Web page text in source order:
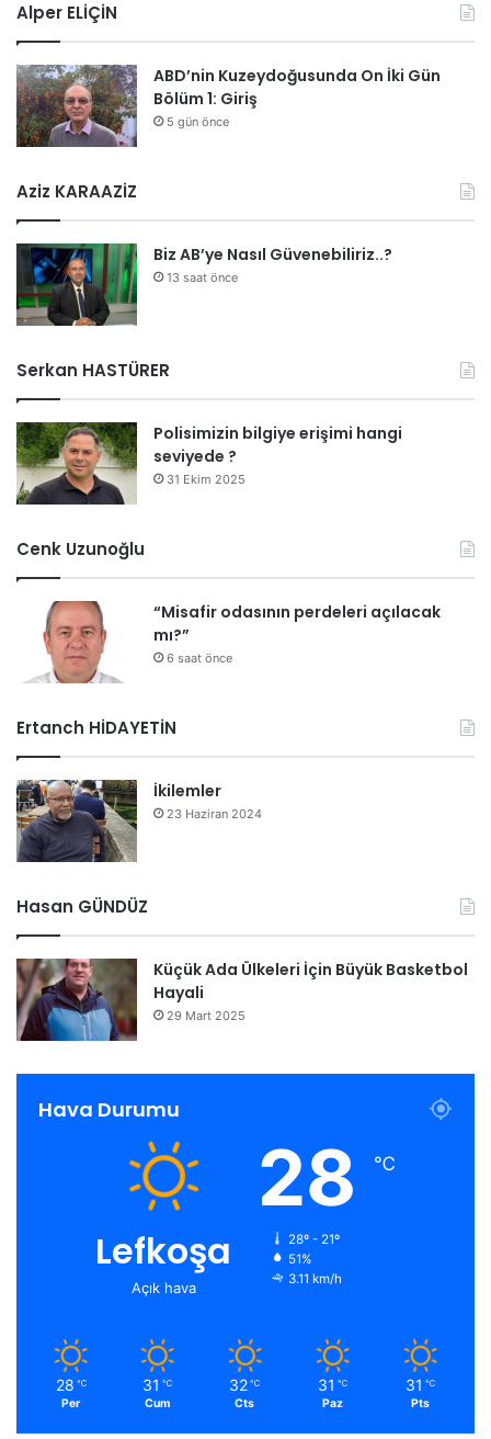
Alper ELİÇİN
ABD’nin Kuzeydoğusunda On İki Gün
Bölüm 1: Giriş
5 gün önce
Aziz KARAAZİZ
Biz AB’ye Nasıl Güvenebiliriz..?
13 saat önce
Serkan HASTÜRER
Polisimizin bilgiye erişimi hangi
seviyede ?
31 Ekim 2025
Cenk Uzunoğlu
“Misafir odasının perdeleri açılacak
mı?”
6 saat önce
Ertanch HİDAYETİN
İkilemler
23 Haziran 2024
Hasan GÜNDÜZ
Küçük Ada Ülkeleri İçin Büyük Basketbol
Hayali
29 Mart 2025
Hava Durumu
Lefkoşa
Açık hava
28 ℃
28º - 21º
51%
3.11 km/h
28 ℃
Per
31 ℃
Cum
32 ℃
Cts
31 ℃
Paz
31 ℃
Pts